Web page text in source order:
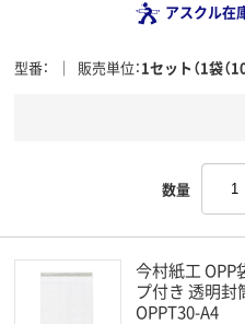
アスクル在
型番 販売単位 1セット（1袋（
数量
今村紙工 OPP
プ付き 透明封
OPPT30-A4